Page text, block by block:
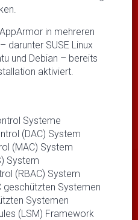
in mehreren
darunter SUSE Linux
und Debian – bereits
aktiviert.
Systeme
(DAC) System
(MAC) System
System
(RBAC) System
geschützten Systemen
Systemen
(LSM) Framework